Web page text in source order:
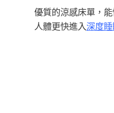
優質的涼感床單，
人體更快進入深度